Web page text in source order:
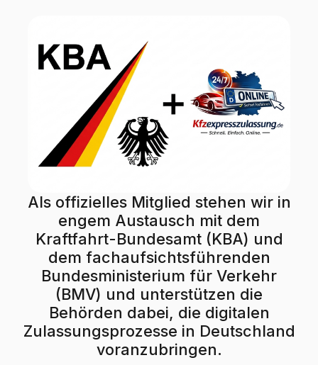
Als offizielles Mitglied stehen wir in
engem Austausch mit dem
Kraftfahrt-Bundesamt (KBA) und
dem fachaufsichtsführenden
Bundesministerium für Verkehr
(BMV) und unterstützen die
Behörden dabei, die digitalen
Zulassungsprozesse in Deutschland
voranzubringen.